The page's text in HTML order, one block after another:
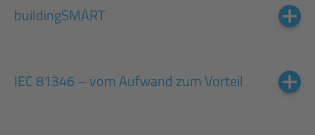
buildingSMART
IEC 81346 – vom Aufwand zum Vorteil